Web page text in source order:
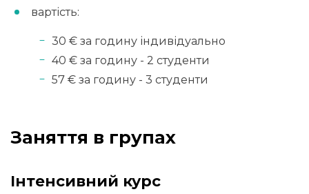
вартість:
30 € за годину індивідуально
40 € за годину - 2 студенти
57 € за годину - 3 студенти
Заняття в групах
Інтенсивний курс